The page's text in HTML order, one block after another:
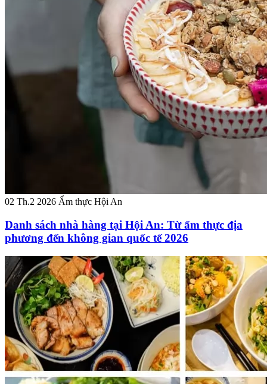
02 Th.2 2026 Ẩm thực Hội An
Danh sách nhà hàng tại Hội An: Từ ẩm thực địa
phương đến không gian quốc tế 2026